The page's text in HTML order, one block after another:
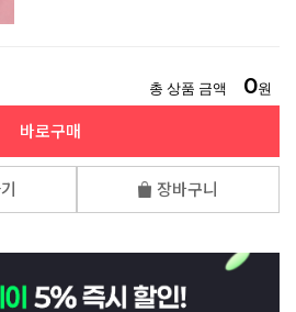
총 상품 금액 0원
바로구매
장바구니